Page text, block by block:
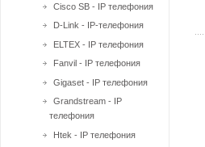
Cisco SB - IP телефония
D-Link - IP-телефония
ELTEX - IP телефония
Fanvil - IP телефония
Gigaset - IP телефония
Grandstream - IP
телефония
Htek - IP телефония